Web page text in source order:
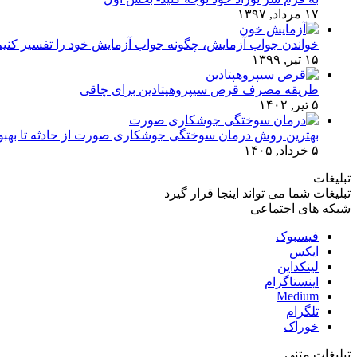
۱۷ مرداد, ۱۳۹۷
خواندن جواب آزمایش، چگونه جواب آزمایش خود را تفسیر
۱۵ تیر, ۱۳۹۹
طریقه مصرف قرص سیپروهپتادین برای چاقی
۵ تیر, ۱۴۰۲
بهترین روش درمان سوختگی جوشکاری صورت از حادثه تا
۵ خرداد, ۱۴۰۵
تبلیغات
تبلیغات شما می تواند اینجا قرار گیرد
شبکه های اجتماعی
فیسبوک
ایکس
لینکداین
اینستاگرام
Medium
تلگرام
خوراک